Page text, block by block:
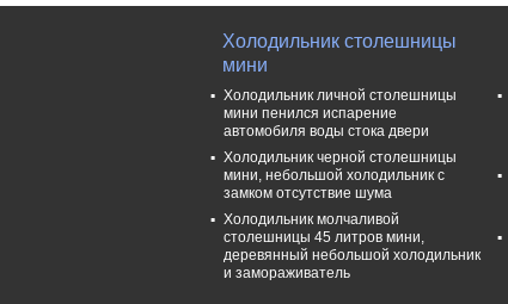
Холодильник столешницы
мини
Холодильник личной столешницы
мини пенился испарение
автомобиля воды стока двери
Холодильник черной столешницы
мини, небольшой холодильник с
замком отсутствие шума
Холодильник молчаливой
столешницы 45 литров мини,
деревянный небольшой холодильник
и замораживатель